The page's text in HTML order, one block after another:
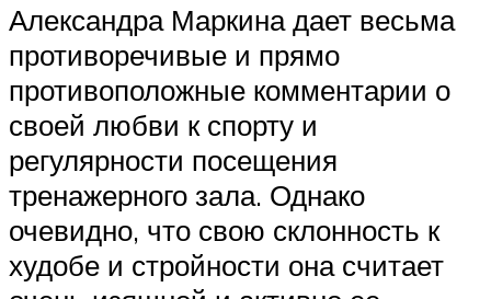
Александра Маркина дает весьма
противоречивые и прямо
противоположные комментарии о
своей любви к спорту и
регулярности посещения
тренажерного зала. Однако
очевидно, что свою склонность к
худобе и стройности она считает